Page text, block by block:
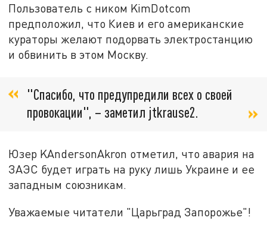
Пользователь с ником KimDotcom
предположил, что Киев и его американские
кураторы желают подорвать электростанцию
и обвинить в этом Москву.
"Спасибо, что предупредили всех о своей
провокации", – заметил jtkrause2.
Юзер KAndersonAkron отметил, что авария на
ЗАЭС будет играть на руку лишь Украине и ее
западным союзникам.
Уважаемые читатели "Царьград Запорожье"!